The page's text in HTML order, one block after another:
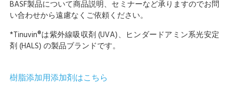
BASF製品について商品説明、セミナーなど承りますのでお問
い合わせから遠慮なくご依頼ください。
*Tinuvin®は紫外線吸収剤 (UVA)、ヒンダードアミン系光安定
剤 (HALS) の製品ブランドです。
樹脂添加用添加剤はこちら